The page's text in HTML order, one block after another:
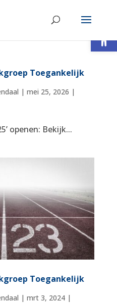
Toegankelijk
| mei 25, 2026 |
openen: Bekijk...
Toegankelijk
| mrt 3, 2024|